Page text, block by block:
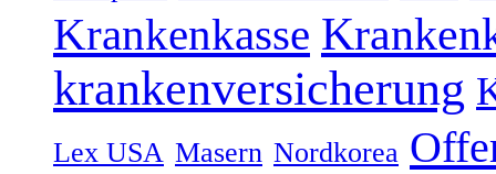
Krankenkasse
krankenversicherung
Lex USA Masern Nordkorea